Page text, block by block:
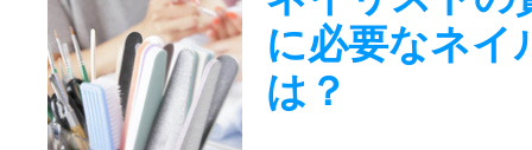
に必要なネイ
は？